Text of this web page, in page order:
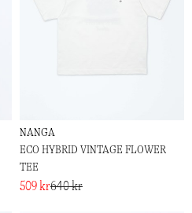
NANGA
ECO HYBRID VINTAGE FLOWER
TEE
509 kr640 kr